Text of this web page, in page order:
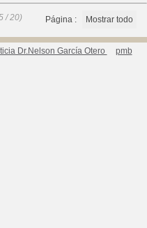
/ 20) Página : Mostrar todo
Dr.Nelson García Otero pmb